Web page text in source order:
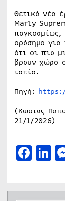
Θετικά νέα
Marty
παγκοσμίως,
ορόσημο για
ότι οι πιο
βρουν χώρο
τοπίο.
Πηγή:
(Κώστας
21/1/2026)